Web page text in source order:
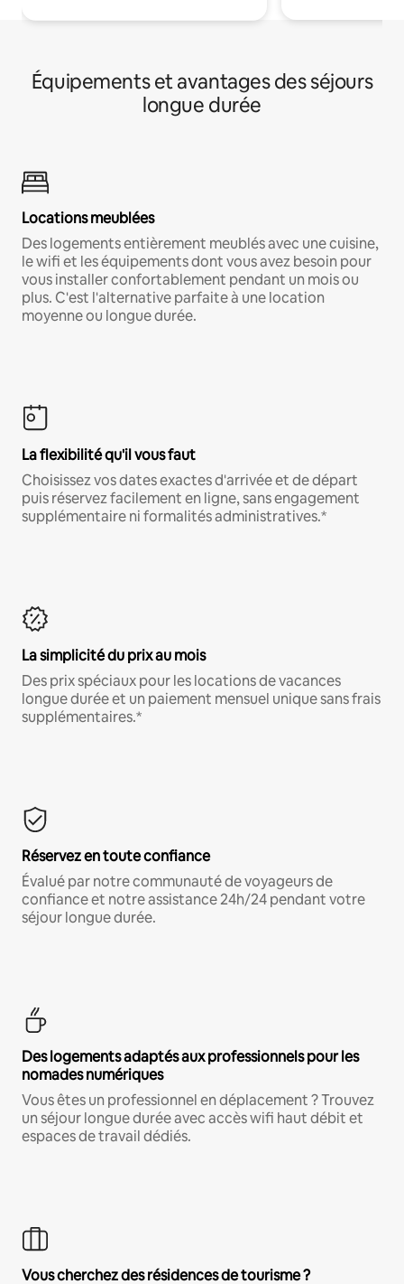
Équipements et avantages des séjours
longue durée
Locations meublées
Des logements entièrement meublés avec une cuisine,
le wifi et les équipements dont vous avez besoin pour
vous installer confortablement pendant un mois ou
plus. C'est l'alternative parfaite à une location
moyenne ou longue durée.
La flexibilité qu'il vous faut
Choisissez vos dates exactes d'arrivée et de départ
puis réservez facilement en ligne, sans engagement
supplémentaire ni formalités administratives.*
La simplicité du prix au mois
Des prix spéciaux pour les locations de vacances
longue durée et un paiement mensuel unique sans frais
supplémentaires.*
Réservez en toute confiance
Évalué par notre communauté de voyageurs de
confiance et notre assistance 24h/24 pendant votre
séjour longue durée.
Des logements adaptés aux professionnels pour les
nomades numériques
Vous êtes un professionnel en déplacement ? Trouvez
un séjour longue durée avec accès wifi haut débit et
espaces de travail dédiés.
Vous cherchez des résidences de tourisme ?